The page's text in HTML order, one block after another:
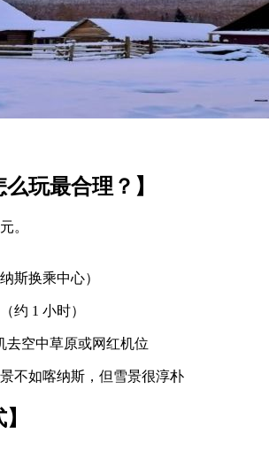
玩最合理？】
。
斯换乘中心）
约 1 小时）
去空中草原或网红机位
不如喀纳斯，但雪景很淳朴